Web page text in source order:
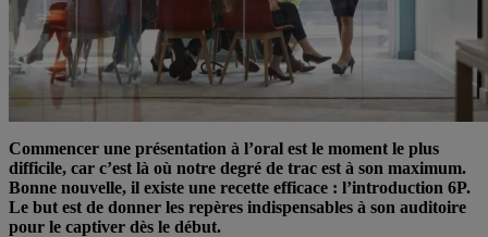
Commencer une présentation à l’oral est le moment le plus
difficile, car c’est là où notre degré de trac est à son maximum.
Bonne nouvelle, il existe une recette efficace : l’introduction 6P.
Le but est de donner les repères indispensables à son auditoire
pour le captiver dès le début.